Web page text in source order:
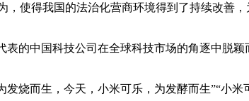
使得我国的法治化营商环境得到了持续改善
表的中国科技公司在全球科技市场的角逐中脱
烧而生，今天，小米可乐，为发酵而生”“小